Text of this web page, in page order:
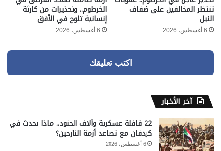
تنتظر المخالفين على ضفاف
النيل
6 أغسطس، 2026
الخرطوم.. وتحذيرات من كارثة
إنسانية تلوح في الأفق
6 أغسطس، 2026
اكتب تعليقك
آخر الأخبار
22 قافلة عسكرية وآلاف الجنود.. ماذا يحدث في
كردفان مع تصاعد أزمة النازحين؟
6 أغسطس، 2026